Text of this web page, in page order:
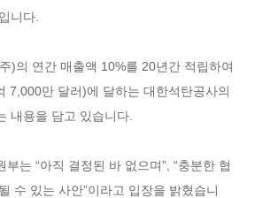
니다.
)의 연간 매출액 10%를 20년간 적립하여
7,000만 달러)에 달하는 대한석탄공사의
내용을 담고 있습니다.
는 “아직 결정된 바 없으며”, “충분한 협
수 있는 사안”이라고 입장을 밝혔습니